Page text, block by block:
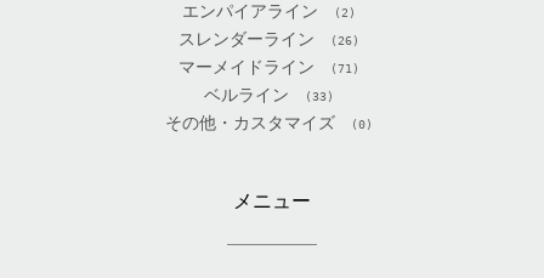
エンパイアライン (2)
スレンダーライン (26)
マーメイドライン (71)
ベルライン (33)
その他・カスタマイズ (0)
メニュー